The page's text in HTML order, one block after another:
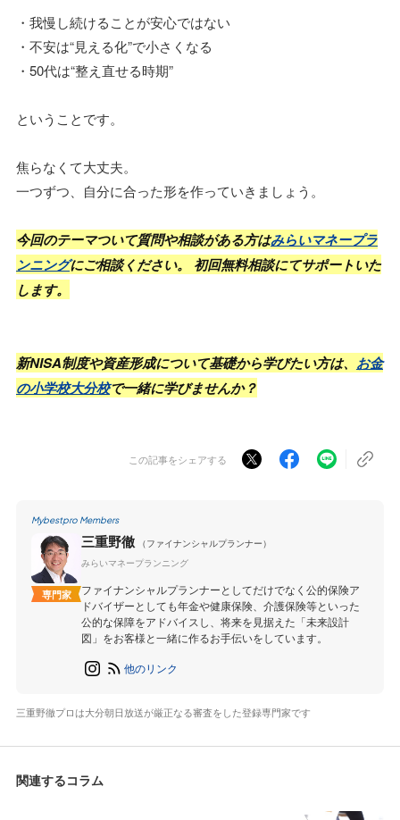
・我慢し続けることが安心ではない
・不安は“見える化”で小さくなる
・50代は“整え直せる時期”
ということです。
焦らなくて大丈夫。
一つずつ、自分に合った形を作っていきましょう。
今回のテーマついて質問や相談がある方はみらいマネープラ
ンニングにご相談ください。 初回無料相談にてサポートいた
します。
新NISA制度や資産形成について基礎から学びたい方は、 お金
の小学校大分校で一緒に学びませんか？
この記事をシェアする
Mybestpro Members
専門家
三重野徹
（ファイナンシャルプランナー）
みらいマネープランニング
ファイナンシャルプランナーとしてだけでなく公的保険ア
ドバイザーとしても年金や健康保険、介護保険等といった
公的な保障をアドバイスし、将来を見据えた「未来設計
図」をお客様と一緒に作るお手伝いをしています。
他のリンク
三重野徹プロは大分朝日放送が厳正なる審査をした登録専門家です
関連するコラム